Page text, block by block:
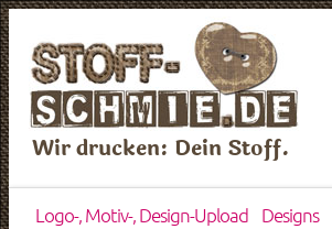
Wir drucken: Dein Stoff.
Logo-, Motiv-, Design-Upload Designs